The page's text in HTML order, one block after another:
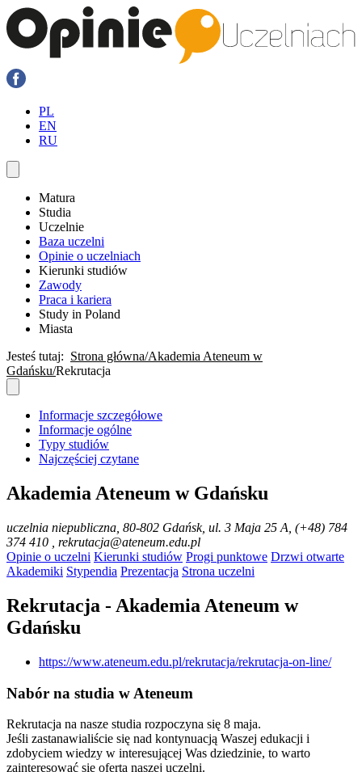
PL
EN
RU
Matura
Studia
Uczelnie
Baza uczelni
Opinie o uczelniach
Kierunki studiów
Zawody
Praca i kariera
Study in Poland
Miasta
Jesteś tutaj: Strona główna Akademia Ateneum w
Gdańsku Rekrutacja
Informacje szczegółowe
Informacje ogólne
Typy studiów
Najczęściej czytane
Akademia Ateneum w Gdańsku
uczelnia niepubliczna , 80-802 Gdańsk, ul. 3 Maja 25 A, (+48) 784
374 410 , rekrutacja@ateneum.edu.pl
Opinie o uczelni Kierunki studiów Progi punktowe Drzwi otwarte
Akademiki Stypendia Prezentacja Strona uczelni
Rekrutacja - Akademia Ateneum w
Gdańsku
https://www.ateneum.edu.pl/rekrutacja/rekrutacja-on-line/
Nabór na studia w Ateneum
Rekrutacja na nasze studia rozpoczyna się 8 maja.
Jeśli zastanawialiście się nad kontynuacją Waszej edukacji i
zdobyciem wiedzy w interesującej Was dziedzinie, to warto
zainteresować się ofertą naszej uczelni.